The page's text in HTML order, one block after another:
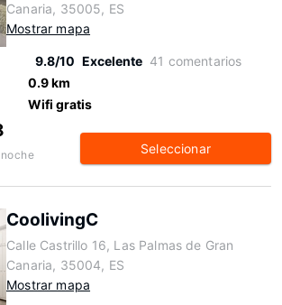
Canaria, 35005, ES
Mostrar mapa
9.8/10 Excelente 41 comentarios
0.9 km
Wifi gratis
Seleccionar
CoolivingC
Calle Castrillo 16, Las Palmas de Gran
Canaria, 35004, ES
Mostrar mapa